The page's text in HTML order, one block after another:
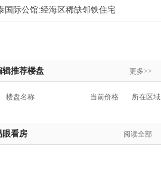
国际公馆:经海区稀缺邻铁住宅
辑推荐楼盘 更多>>
楼盘名称 当前价格 所在区域
眼看房 阅读全部